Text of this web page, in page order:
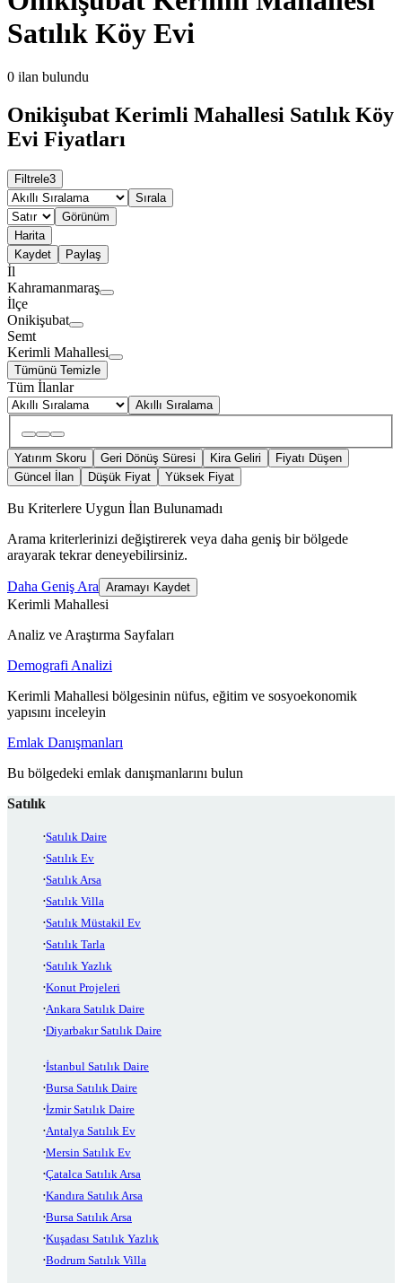
Satılık Köy Evi
0 ilan bulundu
Onikişubat Kerimli Mahallesi Satılık Köy
Evi Fiyatları
Filtrele3
Sırala
Görünüm
Harita
Kaydet
Paylaş
İl
Kahramanmaraş
İlçe
Onikişubat
Semt
Kerimli Mahallesi
Tümünü Temizle
Tüm İlanlar
Akıllı Sıralama
Yatırım Skoru Geri Dönüş Süresi Kira Geliri
Fiyatı Düşen
Güncel İlan
Düşük Fiyat Yüksek Fiyat
Bu Kriterlere Uygun İlan Bulunamadı
Arama kriterlerinizi değiştirerek veya daha geniş bir bölgede
arayarak tekrar deneyebilirsiniz.
Daha Geniş Ara Aramayı Kaydet
Kerimli Mahallesi
Analiz ve Araştırma Sayfaları
Demografi Analizi
Kerimli Mahallesi bölgesinin nüfus, eğitim ve sosyoekonomik
yapısını inceleyin
Emlak Danışmanları
Bu bölgedeki emlak danışmanlarını bulun
Satılık
Satılık Daire
Satılık Ev
Satılık Arsa
Satılık Villa
Satılık Müstakil Ev
Satılık Tarla
Satılık Yazlık
Konut Projeleri
Ankara Satılık Daire
Diyarbakır Satılık Daire
İstanbul Satılık Daire
Bursa Satılık Daire
İzmir Satılık Daire
Antalya Satılık Ev
Mersin Satılık Ev
Çatalca Satılık Arsa
Kandıra Satılık Arsa
Bursa Satılık Arsa
Kuşadası Satılık Yazlık
Bodrum Satılık Villa